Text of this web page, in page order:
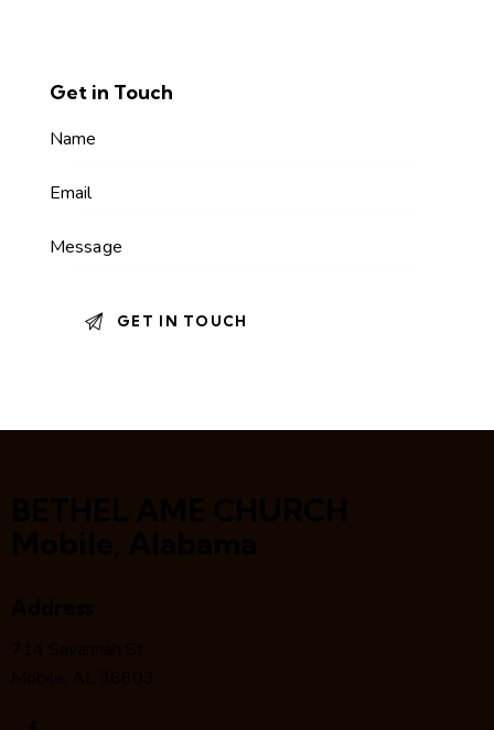
Get in Touch